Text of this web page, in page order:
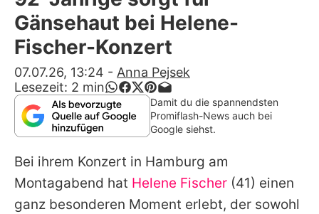
Alle Themen auf Promiflash
Jobs
App runterladen
Team
Redaktionelle Richtlinien
Impressum
Datenschutzerklärung
Gänsehaut bei Helene-
Fischer-Konzert
07.07.26, 13:24 - Anna Pejsek
Lesezeit: 2 min
Damit du die spannendsten
Promiflash-News auch bei
Google siehst.
Bei ihrem Konzert in Hamburg am
Montagabend hat Helene Fischer (41) einen
ganz besonderen Moment erlebt, der sowohl